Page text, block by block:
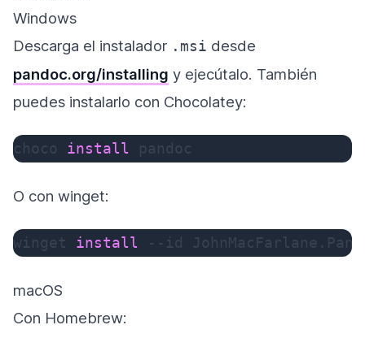
Windows
Descarga el instalador .msi desde
pandoc.org/installing y ejecútalo. También
puedes instalarlo con Chocolatey:
choco install pandoc
O con winget:
winget install --id
macOS
Con Homebrew: